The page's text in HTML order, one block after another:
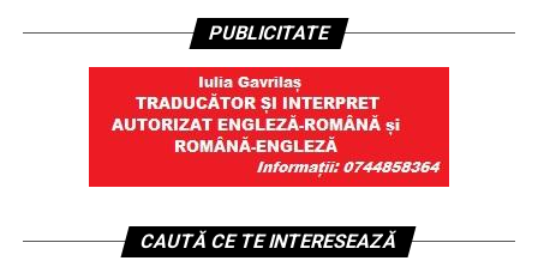
PUBLICITATE
CAUTĂ CE TE INTERESEAZĂ